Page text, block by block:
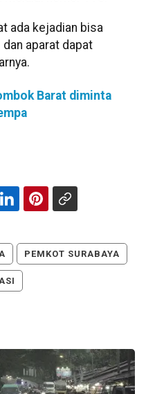
ada kejadian bisa
aparat dapat
Barat diminta
PEMKOT SURABAYA